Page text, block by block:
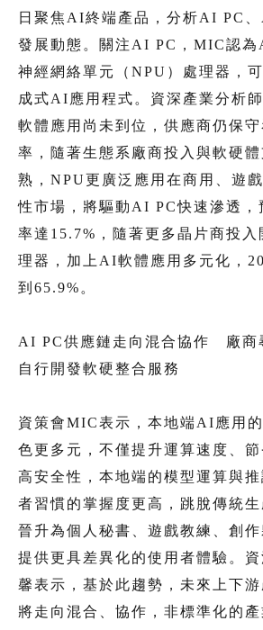
日聚焦AI終端產品，分析AI PC
發展動態。關注AI PC，MIC認為
神經網絡單元（NPU）處理器，
成式AI應用程式。資深產業分析
軟體應用尚未到位，供應商仍保
率，隨著生態系廠商投入與軟硬
熟，NPU更廣泛應用在商用、遊
性市場，將驅動AI PC快速滲透，
率達15.7%，隨著更多晶片商投入
理器，加上AI軟體應用多元化，
到65.9%。
AI PC供應鏈走向混合協作 廠商
自行開發軟硬整合服務
資策會MIC表示，本地端AI應用
色更多元，不僅提升運算速度、
高安全性，本地端的模型運算與推
者習慣的掌握度更高，跳脫傳統生
晉升為個人秘書、遊戲教練、創作
提供更具差異化的使用者體驗。
馨表示，基於此趨勢，未來上下
將走向混合、協作，非標準化的